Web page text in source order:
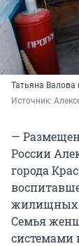
Татьяна Валова
Источник:
—
России
города
жилищных
Семья